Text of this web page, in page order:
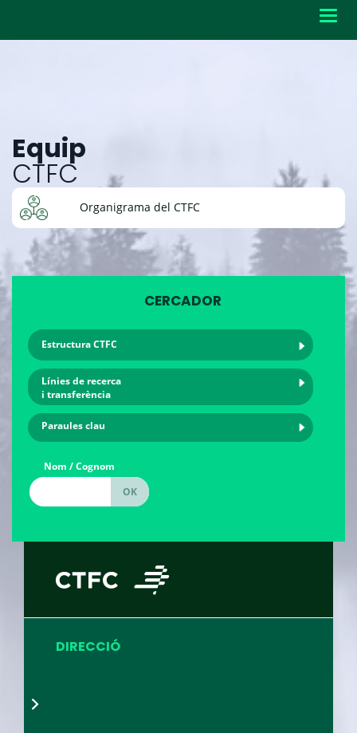
Equip
CTFC
Organigrama del CTFC
CERCADOR
Estructura CTFC
Línies de recerca
i transferència
Paraules clau
Nom / Cognom
DIRECCIÓ